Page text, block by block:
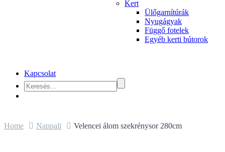
Kert
Ülőgarnítúrák
Nyugágyak
Függő fotelek
Egyéb kerti bútorok
Kapcsolat
Home Nappali Velencei álom szekrénysor 280cm